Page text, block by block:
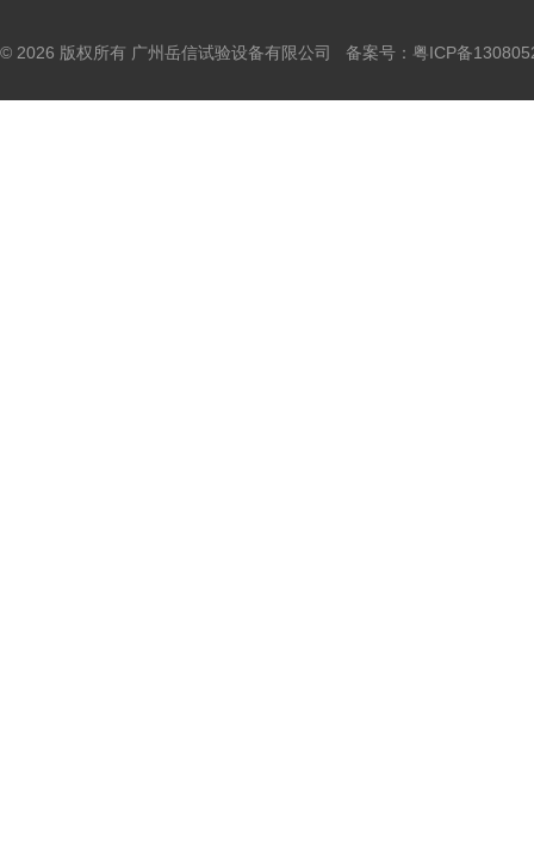
© 2026 版权所有 广州岳信试验设备有限公司 备案号： 粤ICP备